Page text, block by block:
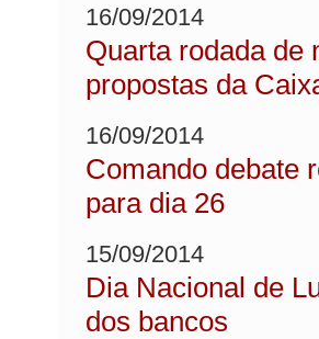
16/09/2014
Quarta rodada de
propostas da
16/09/2014
Comando debate
para dia 26
15/09/2014
Dia Nacional de
dos bancos